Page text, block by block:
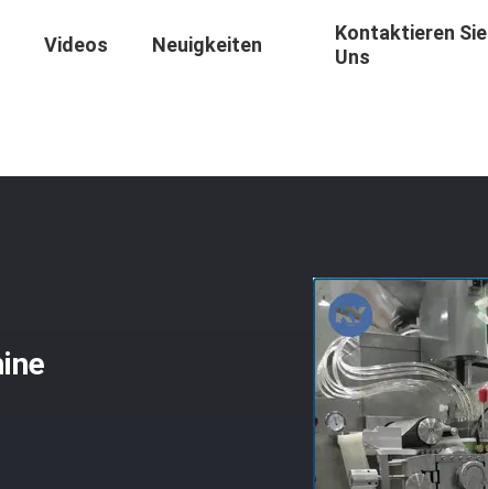
Videos Neuigkeiten
Kontaktieren Sie
Uns